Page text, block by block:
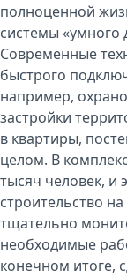
полноценной
системы
Современные
быстрого
например,
застройки
в квартиры,
целом. В
тысяч человек, и
строительство
тщательно
необходимые
конечном итоге,